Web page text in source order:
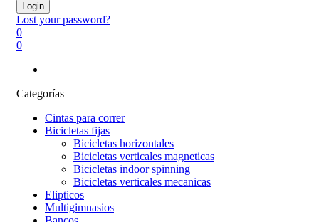
Login
Lost your password?
0
0
Categorías
Cintas para correr
Bicicletas fijas
Bicicletas horizontales
Bicicletas verticales magneticas
Bicicletas indoor spinning
Bicicletas verticales mecanicas
Elipticos
Multigimnasios